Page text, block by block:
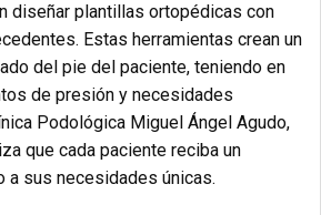
diseñar plantillas ortopédicas con
Estas herramientas crean un
del pie del paciente, teniendo en
de presión y necesidades
Podológica Miguel Ángel Agudo,
que cada paciente reciba un
a sus necesidades únicas.